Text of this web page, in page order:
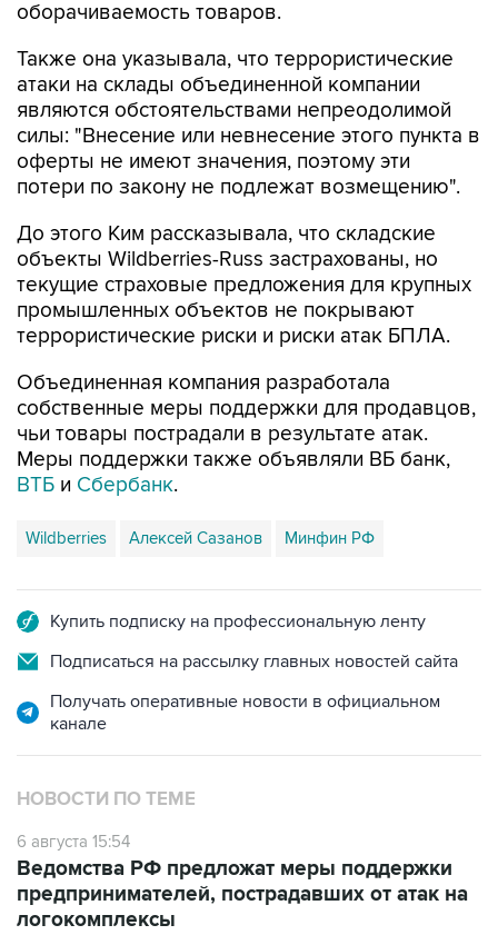
оборачиваемость товаров.
Также она указывала, что террористические
атаки на склады объединенной компании
являются обстоятельствами непреодолимой
силы: "Внесение или невнесение этого пункта в
оферты не имеют значения, поэтому эти
потери по закону не подлежат возмещению".
До этого Ким рассказывала, что складские
объекты Wildberries-Russ застрахованы, но
текущие страховые предложения для крупных
промышленных объектов не покрывают
террористические риски и риски атак БПЛА.
Объединенная компания разработала
собственные меры поддержки для продавцов,
чьи товары пострадали в результате атак.
Меры поддержки также объявляли ВБ банк,
ВТБ и Сбербанк.
Wildberries Алексей Сазанов Минфин РФ
Купить подписку на профессиональную ленту
Подписаться на рассылку главных новостей сайта
Получать оперативные новости в официальном
канале
НОВОСТИ ПО ТЕМЕ
6 августа 15:54
Ведомства РФ предложат меры поддержки
предпринимателей, пострадавших от атак на
логокомплексы